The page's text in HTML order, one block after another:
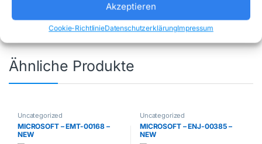
Akzeptieren
Cookie-RichtlinieDatenschutzerklärungImpressum
Ähnliche Produkte
Uncategorized
MICROSOFT – EMT-00168 –
NEW
Uncategorized
MICROSOFT – ENJ-00385 –
NEW